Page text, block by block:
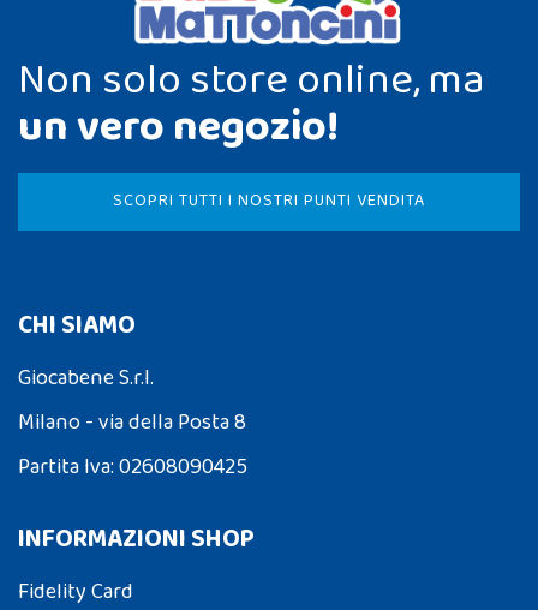
Non solo store online, ma
un vero negozio!
SCOPRI TUTTI I NOSTRI PUNTI VENDITA
CHI SIAMO
Giocabene S.r.l.
Milano - via della Posta 8
Partita Iva: 02608090425
INFORMAZIONI SHOP
Fidelity Card